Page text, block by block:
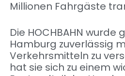
Millionen Fahrgäste
Die HOCHBAHN wurde
Hamburg zuverlässig
Verkehrsmitteln zu
hat sie sich zu einem